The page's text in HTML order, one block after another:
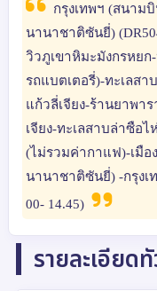
กรุงเทพฯ (สนาม
นานาชาติซันยี่)
วิวภูเขาหิมะมังกรหยก
รถแบตเตอรี่)-ทะเลสา
แก้วลี่เจียง-ร้านยาพา
เจียง-ทะเลสาบล่าซือ
(ไม่รวมค่ากาแฟ)-เมือ
นานาชาติซันยี่) -กรุงเ
00- 14.45)
รายละเอียด